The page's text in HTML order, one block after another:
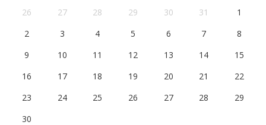
26
27 28 29 30 31
1
2
3 4 5 6 7
8
9
10 11 12 13 14
15
16
17 18 19 20 21
22
23
24 25 26 27 28
29
30